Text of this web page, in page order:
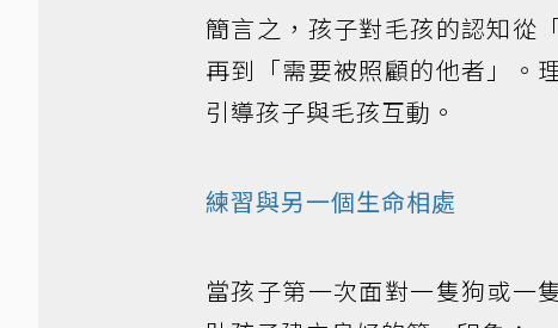
簡言之，孩子對毛孩的認知從
再到「需要被照顧的他者」。
引導孩子與毛孩互動。
練習與另一個生命相處
當孩子第一次面對一隻狗或一